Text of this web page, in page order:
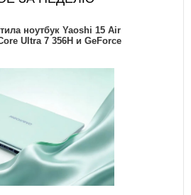
ноутбук Yaoshi 15 Air
Ultra 7 356H и GeForce